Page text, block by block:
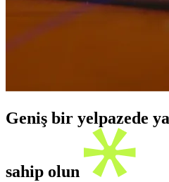
Geniş bir yelpazede
sahip olun